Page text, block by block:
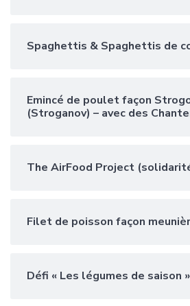
Spaghettis & Spaghettis de
Emincé de poulet façon
(Stroganov) – avec des
The AirFood Project
Filet de poisson façon
Défi « Les légumes de saison